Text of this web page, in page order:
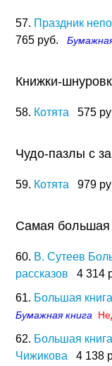
57. Праздник
765 руб.
Книжки-
58. Котята 575
Чудо-пазлы с
59. Котята 979
Самая большая
60. В. Сутеев
рассказов
4 314
61. Большая
Бумажная книга
62. Большая
Чижикова
4 138